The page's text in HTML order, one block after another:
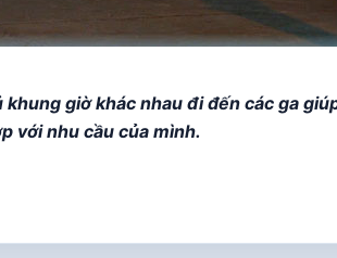
giờ khác nhau đi đến các ga
với nhu cầu của mình.